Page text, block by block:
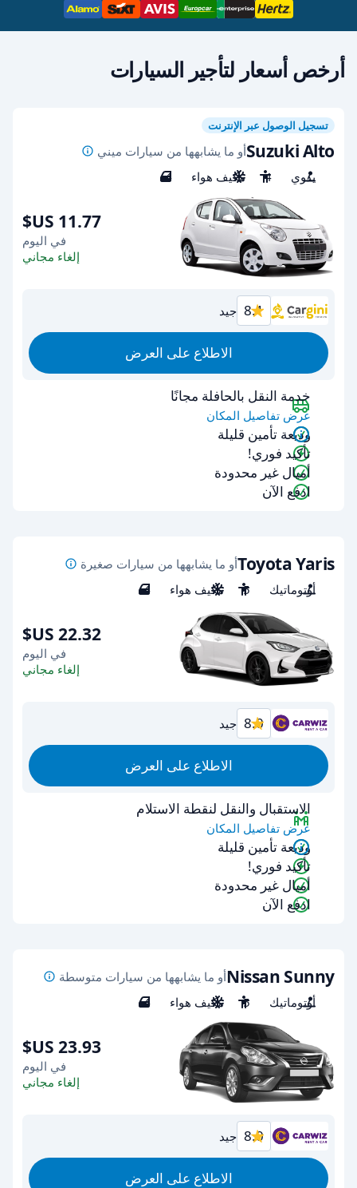
أرخص أسعار لتأجير السيارات
تسجيل الوصول عبر الإنترنت
Suzuki Altoأو ما يشابهها من سيارات ميني
يدوي
4 مكيف هواء 4
في اليوم
إلغاء مجاني
8.1 جيد
الاطلاع على العرض
خدمة النقل بالحافلة مجانًا
عرض تفاصيل المكان
وديعة تأمين قليلة
تأكيد فوري!
أميال غير محدودة
ادفع الآن
Toyota Yarisأو ما يشابهها من سيارات صغيرة
أوتوماتيك
5 مكيف هواء 4
في اليوم
إلغاء مجاني
8.0 جيد
الاطلاع على العرض
الاستقبال والنقل لنقطة الاستلام
عرض تفاصيل المكان
وديعة تأمين قليلة
تأكيد فوري!
أميال غير محدودة
ادفع الآن
Nissan Sunnyأو ما يشابهها من سيارات متوسطة
أوتوماتيك
5 مكيف هواء 4
في اليوم
إلغاء مجاني
8.0 جيد
الاطلاع على العرض